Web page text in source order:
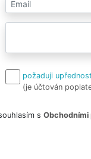
požaduji
(je účtován
s Obchodními